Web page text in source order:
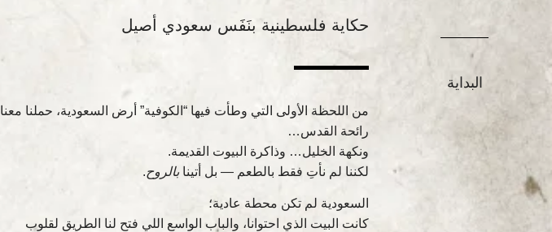
البداية
حكاية فلسطينية بنَفَس سعودي أصيل
من اللحظة الأولى التي وطأت فيها “الكوفية” أرض السعودية، حملنا معنا
رائحة القدس…
ونكهة الخليل… وذاكرة البيوت القديمة.
لكننا لم نأتِ فقط بالطعم — بل أتينا بالروح.
السعودية لم تكن محطة عادية؛
كانت البيت الذي احتوانا، والباب الواسع اللي فتح لنا الطريق لقلوب